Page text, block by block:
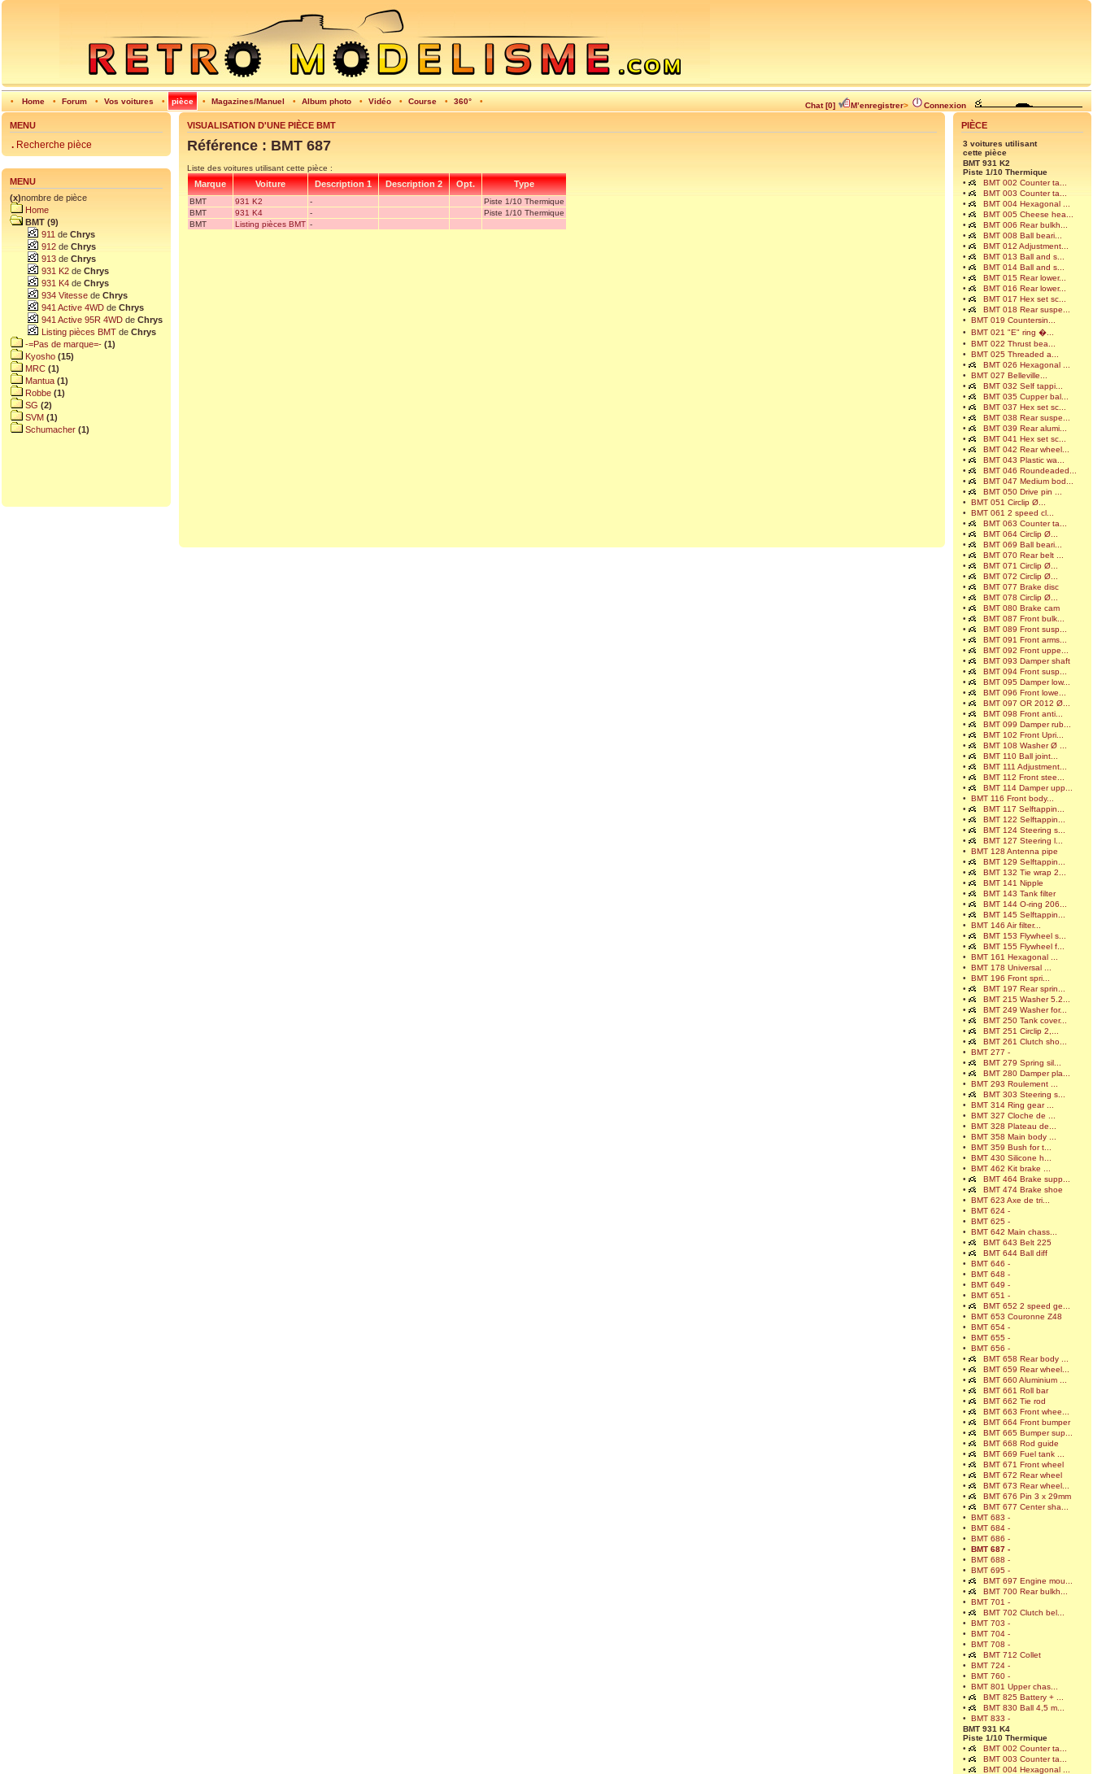
• Home • Forum • Vos voitures • pièce • Magazines/Manuel • Album photo • Vidéo • Course • 360° • Chat [0] M’enregistrer> Connexion
MENU
. Recherche pièce
MENU
(x)nombre de pièce
Home
BMT (9)
911 de Chrys
912 de Chrys
913 de Chrys
931 K2 de Chrys
931 K4 de Chrys
934 Vitesse de Chrys
941 Active 4WD de Chrys
941 Active 95R 4WD de Chrys
Listing pièces BMT de Chrys
-=Pas de marque=- (1)
Kyosho (15)
MRC (1)
Mantua (1)
Robbe (1)
SG (2)
SVM (1)
Schumacher (1)
VISUALISATION D'UNE PIÈCE BMT
Référence : BMT 687
Liste des voitures utilisant cette pièce :
Marque Voiture Description 1 Description 2 Opt. Type
BMT 931 K2 -
Piste 1/10 Thermique
BMT
931 K4 -
Piste 1/10 Thermique
BMT
Listing pièces BMT -
PIÈCE
3 voitures utilisant
cette pièce
BMT 931 K2
Piste 1/10 Thermique
•
BMT 002 Counter ta...
•
BMT 003 Counter ta...
•
BMT 004 Hexagonal ...
•
BMT 005 Cheese hea...
•
BMT 006 Rear bulkh...
•
BMT 008 Ball beari...
•
BMT 012 Adjustment...
•
BMT 013 Ball and s...
•
BMT 014 Ball and s...
•
BMT 015 Rear lower...
•
BMT 016 Rear lower...
•
BMT 017 Hex set sc...
•
BMT 018 Rear suspe...
•
BMT 019 Countersin...
•
BMT 021 "E" ring �...
•
BMT 022 Thrust bea...
•
BMT 025 Threaded a...
•
BMT 026 Hexagonal ...
•
BMT 027 Belleville...
•
BMT 032 Self tappi...
•
BMT 035 Cupper bal...
•
BMT 037 Hex set sc...
•
BMT 038 Rear suspe...
•
BMT 039 Rear alumi...
•
BMT 041 Hex set sc...
•
BMT 042 Rear wheel...
•
BMT 043 Plastic wa...
•
BMT 046 Roundeaded...
•
BMT 047 Medium bod...
•
BMT 050 Drive pin ...
•
BMT 051 Circlip Ø...
•
BMT 061 2 speed cl...
•
BMT 063 Counter ta...
•
BMT 064 Circlip Ø...
•
BMT 069 Ball beari...
•
BMT 070 Rear belt ...
•
BMT 071 Circlip Ø...
•
BMT 072 Circlip Ø...
•
BMT 077 Brake disc
•
BMT 078 Circlip Ø...
•
BMT 080 Brake cam
•
BMT 087 Front bulk...
•
BMT 089 Front susp...
•
BMT 091 Front arms...
•
BMT 092 Front uppe...
•
BMT 093 Damper shaft
•
BMT 094 Front susp...
•
BMT 095 Damper low...
•
BMT 096 Front lowe...
•
BMT 097 OR 2012 Ø...
•
BMT 098 Front anti...
•
BMT 099 Damper rub...
•
BMT 102 Front Upri...
•
BMT 108 Washer Ø ...
•
BMT 110 Ball joint...
•
BMT 111 Adjustment...
•
BMT 112 Front stee...
•
BMT 114 Damper upp...
•
BMT 116 Front body...
•
BMT 117 Selftappin...
•
BMT 122 Selftappin...
•
BMT 124 Steering s...
•
BMT 127 Steering l...
•
BMT 128 Antenna pipe
•
BMT 129 Selftappin...
•
BMT 132 Tie wrap 2...
•
BMT 141 Nipple
•
BMT 143 Tank filter
•
BMT 144 O-ring 206...
•
BMT 145 Selftappin...
•
BMT 146 Air filter...
•
BMT 153 Flywheel s...
•
BMT 155 Flywheel f...
•
BMT 161 Hexagonal ...
•
BMT 178 Universal ...
•
BMT 196 Front spri...
•
BMT 197 Rear sprin...
•
BMT 215 Washer 5.2...
•
BMT 249 Washer for...
•
BMT 250 Tank cover...
•
BMT 251 Circlip 2,...
•
BMT 261 Clutch sho...
•
BMT 277 -
•
BMT 279 Spring sil...
•
BMT 280 Damper pla...
•
BMT 293 Roulement ...
•
BMT 303 Steering s...
•
BMT 314 Ring gear ...
•
BMT 327 Cloche de ...
•
BMT 328 Plateau de...
•
BMT 358 Main body ...
•
BMT 359 Bush for t...
•
BMT 430 Silicone h...
•
BMT 462 Kit brake ...
•
BMT 464 Brake supp...
•
BMT 474 Brake shoe
•
BMT 623 Axe de tri...
•
BMT 624 -
•
BMT 625 -
•
BMT 642 Main chass...
•
BMT 643 Belt 225
•
BMT 644 Ball diff
•
BMT 646 -
•
BMT 648 -
•
BMT 649 -
•
BMT 651 -
•
BMT 652 2 speed ge...
•
BMT 653 Couronne Z48
•
BMT 654 -
•
BMT 655 -
•
BMT 656 -
•
BMT 658 Rear body ...
•
BMT 659 Rear wheel...
•
BMT 660 Aluminium ...
•
BMT 661 Roll bar
•
BMT 662 Tie rod
•
BMT 663 Front whee...
•
BMT 664 Front bumper
•
BMT 665 Bumper sup...
•
BMT 668 Rod guide
•
BMT 669 Fuel tank ...
•
BMT 671 Front wheel
•
BMT 672 Rear wheel
•
BMT 673 Rear wheel...
•
BMT 676 Pin 3 x 29mm
•
BMT 677 Center sha...
•
BMT 683 -
•
BMT 684 -
•
BMT 686 -
•
BMT 687 -
•
BMT 688 -
•
BMT 695 -
•
BMT 697 Engine mou...
•
BMT 700 Rear bulkh...
•
BMT 701 -
•
BMT 702 Clutch bel...
•
BMT 703 -
•
BMT 704 -
•
BMT 708 -
•
BMT 712 Collet
•
BMT 724 -
•
BMT 760 -
•
BMT 801 Upper chas...
•
BMT 825 Battery + ...
•
BMT 830 Ball 4,5 m...
•
BMT 833 -
BMT 931 K4
Piste 1/10 Thermique
•
BMT 002 Counter ta...
•
BMT 003 Counter ta...
•
BMT 004 Hexagonal ...